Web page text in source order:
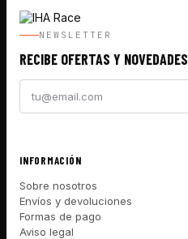
NEWSLETTER
RECIBE OFERTAS Y NOVEDADES
INFORMACIÓN
Sobre nosotros
Envíos y devoluciones
Formas de pago
Aviso legal